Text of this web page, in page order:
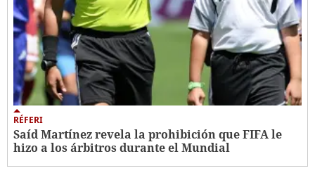
RÉFERI
Saíd Martínez revela la prohibición que FIFA le
hizo a los árbitros durante el Mundial